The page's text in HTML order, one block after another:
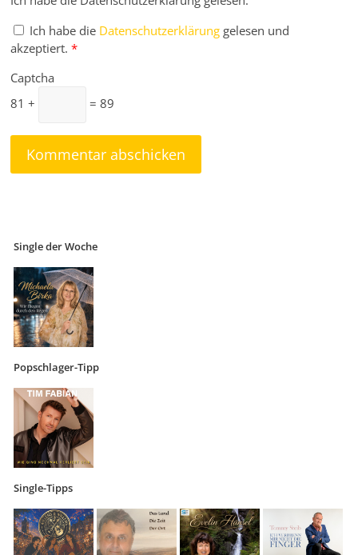
Ich habe die Datenschutzerklärung gelesen und
akzeptiert. *
Captcha
81 +
= 89
Single der Woche
Popschlager-Tipp
Single-Tipps